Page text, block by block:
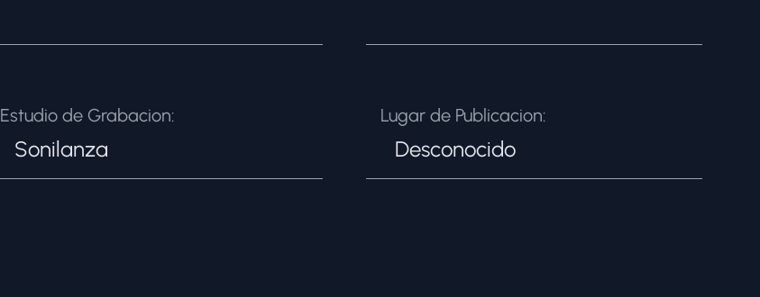
Estudio de Grabacion:
Sonilanza
Lugar de Publicacion:
Desconocido